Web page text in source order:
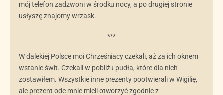
mój telefon zadzwoni w środku nocy, a po drugiej stronie
usłyszę znajomy wrzask.
***
W dalekiej Polsce moi Chrześniacy czekali, aż za ich oknem
wstanie świt. Czekali w pobliżu pudła, które dla nich
zostawiłem. Wszystkie inne prezenty pootwierali w Wigilię,
ale prezent ode mnie mieli otworzyć zgodnie z